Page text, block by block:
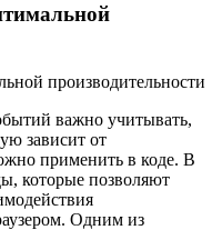
важно учитывать,
зависит от
применить в коде. В
которые позволяют
Одним из